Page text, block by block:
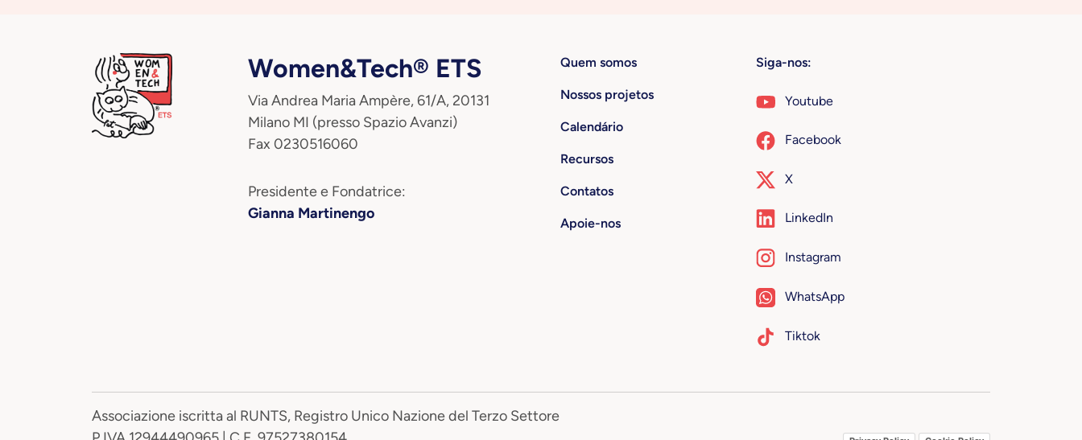
Women&Tech® ETS
Via Andrea Maria Ampère, 61/A, 20131
Milano MI (presso Spazio Avanzi)
Fax 0230516060
Presidente e Fondatrice:
Gianna Martinengo
Quem somos
Nossos projetos
Calendário
Recursos
Contatos
Apoie-nos
Siga-nos:
Youtube
Facebook
X
LinkedIn
Instagram
WhatsApp
Tiktok
Associazione iscritta al RUNTS, Registro Unico Nazione del Terzo Settore